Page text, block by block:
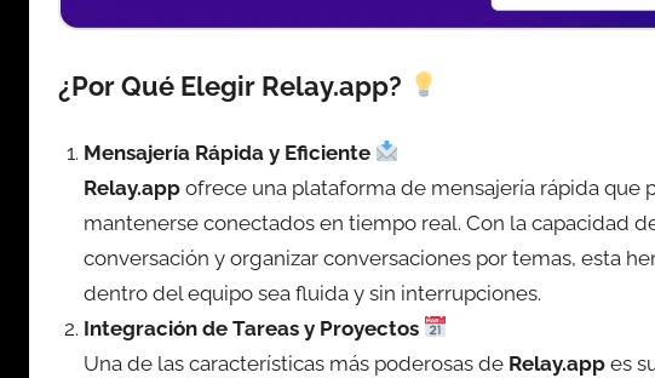
¿Por Qué Elegir Relay.app?
Mensajería Rápida y Eficiente
Relay.app ofrece una plataforma de mensajería rápida que
mantenerse conectados en tiempo real. Con la capacidad
conversación y organizar conversaciones por temas, esta
dentro del equipo sea fluida y sin interrupciones.
Integración de Tareas y Proyectos
Una de las características más poderosas de Relay.app es